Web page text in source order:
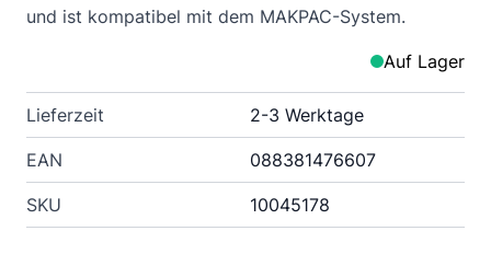
und ist kompatibel mit dem MAKPAC-System.
Auf Lager
Lieferzeit 2-3 Werktage
EAN 088381476607
SKU 10045178